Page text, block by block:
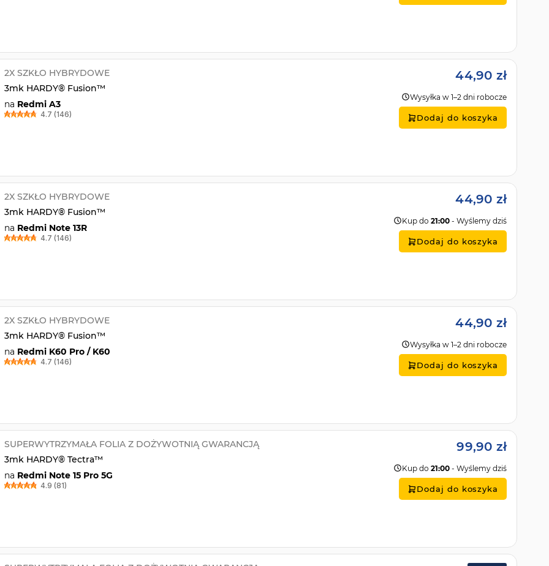
2X SZKŁO HYBRYDOWE
3mk HARDY® Fusion™
na Redmi A3
4.7 (146)
44,90 zł
Wysyłka w 1–2 dni robocze
Dodaj do koszyka
2X SZKŁO HYBRYDOWE
3mk HARDY® Fusion™
na Redmi Note 13R
4.7 (146)
44,90 zł
Kup do 21:00 - Wyślemy dziś
Dodaj do koszyka
2X SZKŁO HYBRYDOWE
3mk HARDY® Fusion™
na Redmi K60 Pro / K60
4.7 (146)
44,90 zł
Wysyłka w 1–2 dni robocze
Dodaj do koszyka
SUPERWYTRZYMAŁA FOLIA Z DOŻYWOTNIĄ GWARANCJĄ
3mk HARDY® Tectra™
na Redmi Note 15 Pro 5G
4.9 (81)
99,90 zł
Kup do 21:00 - Wyślemy dziś
Dodaj do koszyka